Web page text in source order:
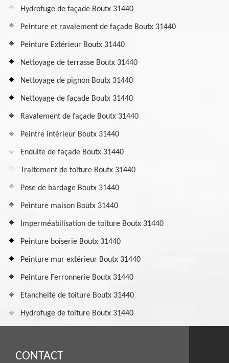
Hydrofuge de façade Boutx 31440
Peinture et ravalement de façade Boutx 31440
Peinture Extérieur Boutx 31440
Nettoyage de terrasse Boutx 31440
Nettoyage de pignon Boutx 31440
Nettoyage de façade Boutx 31440
Ravalement de façade Boutx 31440
Peintre intérieur Boutx 31440
Enduite de façade Boutx 31440
Traitement de toiture Boutx 31440
Pose de bardage Boutx 31440
Peinture maison Boutx 31440
Imperméabilisation de toiture Boutx 31440
Peinture boiserie Boutx 31440
Peinture mur extérieur Boutx 31440
Peinture Ferronnerie Boutx 31440
Etancheité de toiture Boutx 31440
Hydrofuge de toiture Boutx 31440
CONTACT